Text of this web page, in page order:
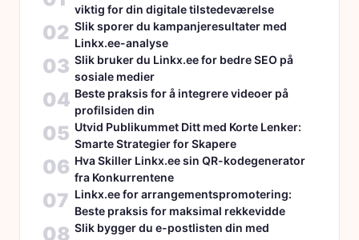
viktig for din digitale tilstedeværelse
02 Slik sporer du kampanjeresultater med
Linkx.ee-analyse
03 Slik bruker du Linkx.ee for bedre SEO på
sosiale medier
04 Beste praksis for å integrere videoer på
profilsiden din
05 Utvid Publikummet Ditt med Korte Lenker:
Smarte Strategier for Skapere
06 Hva Skiller Linkx.ee sin QR-kodegenerator
fra Konkurrentene
07 Linkx.ee for arrangementspromotering:
Beste praksis for maksimal rekkevidde
08 Slik bygger du e-postlisten din med